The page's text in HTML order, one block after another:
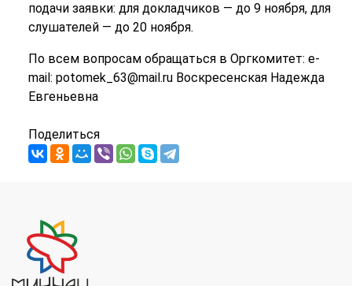
подачи заявки: для докладчиков — до 9 ноября, для
слушателей — до 20 ноября.
По всем вопросам обращаться в Оргкомитет: e-
mail: potomek_63@mail.ru Воскресенская Надежда
Евгеньевна
Поделиться